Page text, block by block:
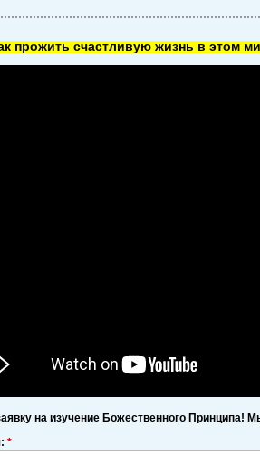
прожить счастливую жизнь в этом
на изучение Божественного Принципа!
*